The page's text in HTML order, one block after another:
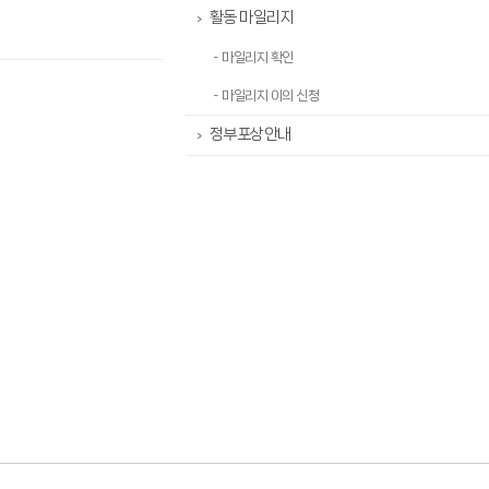
> 활동 마일리지
- 마일리지 확인
- 마일리지 이의 신청
> 정부포상안내